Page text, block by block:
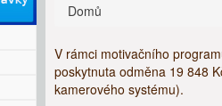
Jste zde
Domů
V rámci motivačního
poskytnuta odměna 19 848
kamerového systému).